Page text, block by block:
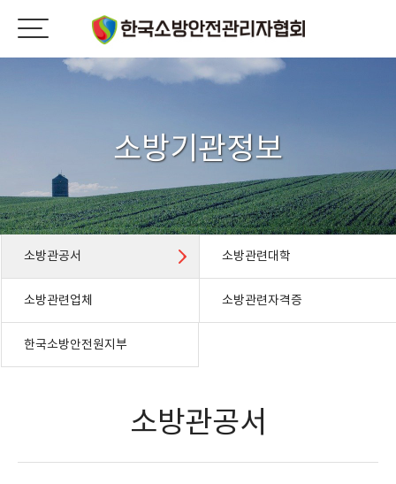
소방기관정보
소방관공서 소방관련대학
소방관련업체 소방관련자격증
한국소방안전원지부
소방관공서